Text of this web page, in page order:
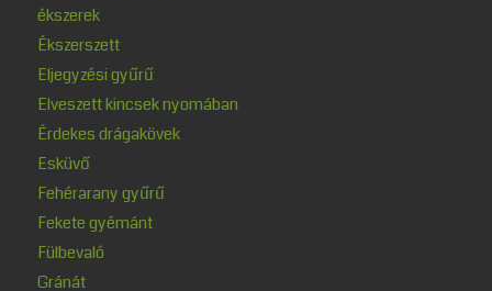
ékszerek
Ékszerszett
Eljegyzési gyűrű
Elveszett kincsek nyomában
Érdekes drágakövek
Esküvő
Fehérarany gyűrű
Fekete gyémánt
Fülbevaló
Gránát